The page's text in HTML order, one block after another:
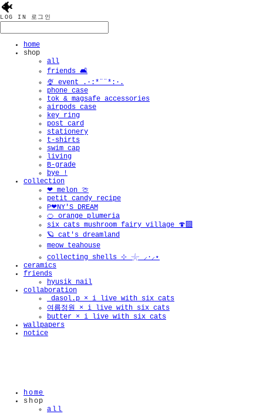
🐠
LOG IN 로그인
home
shop
all
friends 🛋️
🍨 event .·:*¨¨*:·.
phone case
tok & magsafe accessories
airpods case
key ring
post card
stationery
t-shirts
swim cap
living
B-grade
bye !
collection
❤︎ melon 🍈
petit candy recipe
P❤︎NY'S DREAM
🍊 orange plumeria
six cats mushroom fairy village 🍄‍🟫
🪐 cat's dreamland
meow teahouse
collecting shells ⊹ 𓇼 ⸝·⸝⋆
ceramics
friends
hyusik_nail
collaboration
_dasol.p × i live with six cats
여름정원 × i live with six cats
butter × i live with six cats
wallpapers
notice
home
shop
all